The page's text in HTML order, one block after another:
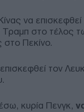
να επισκεφθεί
Τραμπ στο τέλος
στο Πεκίνο.
τον
κυρία Πενγκ,